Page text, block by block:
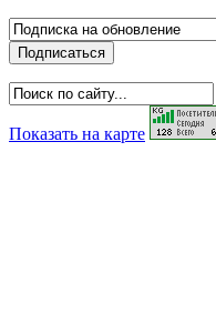
Показать на карте